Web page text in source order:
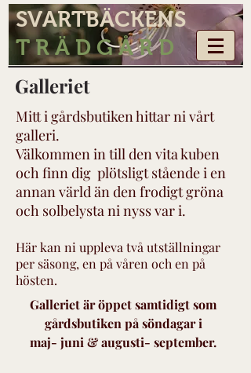
SVARTBÄCKENS
T R Ä D G Å R D
Galleriet
Mitt i gårdsbutiken hittar ni vårt
galleri.
Välkommen in till den vita kuben
och finn dig plötsligt stående i en
annan världän den frodigt gröna
och solbelysta ni nyss var i.
Här kan ni uppleva två utställningar
per säsong, en på våren och en på
hösten.
Galleriet är öppet samtidigt som
gårdsbutiken på söndagar i
maj- juni & augusti- september.